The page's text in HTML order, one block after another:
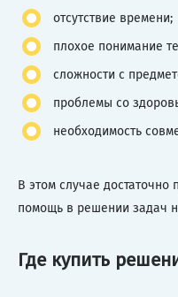
отсутствие времени;
плохое понимание
сложности с
проблемы со
необходимость
В этом случае достаточно
помощь в решении задач
Где купить